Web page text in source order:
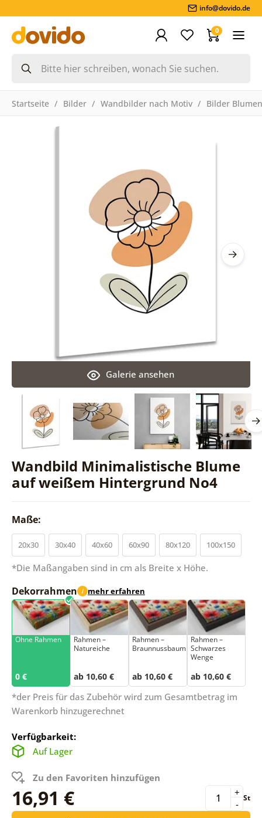
info@dovido.de
0
Startseite Bilder Wandbilder nach Motiv Bilder Blumen
Wandbild Minimalistische Blume
auf weißem Hintergrund No4
Galerie ansehen
Maße:
20x30 30x40 40x60 60x90 80x120 100x150
*Die Maßangaben sind in cm als Breite x Höhe.
Dekorrahmen i mehr erfahren
Ohne Rahmen
0 €
Rahmen –
Natureiche
ab 10,60 €
Rahmen –
Braunnussbaum
ab 10,60 €
Rahmen –
Schwarzes
Wenge
ab 10,60 €
*der Preis für das Zubehör wird zum Gesamtbetrag im
Warenkorb hinzugerechnet
Verfügbarkeit:
Auf Lager
Zu den Favoriten hinzufügen
16,91 € -
+ St